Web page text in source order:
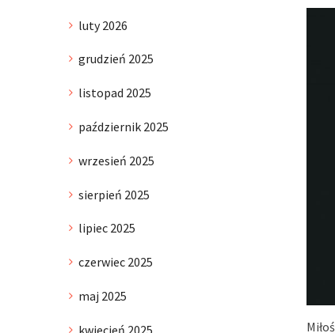
luty 2026
grudzień 2025
listopad 2025
październik 2025
wrzesień 2025
sierpień 2025
lipiec 2025
czerwiec 2025
maj 2025
kwiecień 2025